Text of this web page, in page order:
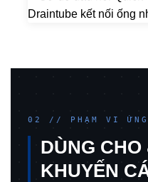
02 // PHẠM VI ỨNG
DÙNG
KHUYẾN